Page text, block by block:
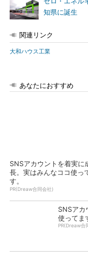
知県に誕生
関連リンク
大和ハウス工業
あなたにおすすめ
SNSアカウントを着実に
長。実はみんなココ使っ
す。
PR(Dreaw合同会社)
SNSアカ
使ってま
PR(Dreaw合